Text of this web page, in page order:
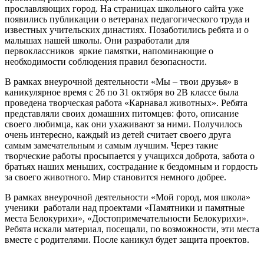
прославляющих город. На страницах школьного сайта уже
появились публикации о ветеранах педагогического труда и
известных учительских династиях. Позаботились ребята и о
малышах нашей школы. Они разработали для
первоклассников яркие памятки, напоминающие о
необходимости соблюдения правил безопасности.
В рамках внеурочной деятельности «Мы – твои друзья» в
каникулярное время с 26 по 31 октября во 2В классе была
проведена творческая работа «Карнавал животных». Ребята
представляли своих домашних питомцев: фото, описание
своего любимца, как они ухаживают за ними. Получилось
очень интересно, каждый из детей считает своего друга
самым замечательным и самым лучшим. Через такие
творческие работы просыпается у учащихся доброта, забота о
братьях наших меньших, сострадание к бездомным и гордость
за своего животного. Мир становится немного добрее.
В рамках внеурочной деятельности «Мой город, моя школа»
ученики работали над проектами «Памятники и памятные
места Белокурихи», «Достопримечательности Белокурихи».
Ребята искали материал, посещали, по возможности, эти места
вместе с родителями. После каникул будет защита проектов.